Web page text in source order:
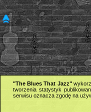
"The Blues That Jazz"
tworzenia statystyk
serwisu oznacza zgodę na